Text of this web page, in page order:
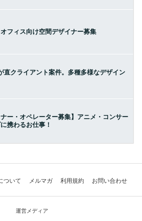
フィス向け空間デザイナー募集
直クライアント案件。多種多様なデザイン
ナー・オペレーター募集】アニメ・コンサー
携わるお仕事！
ついて メルマガ 利用規約 お問い合わせ
運営メディア